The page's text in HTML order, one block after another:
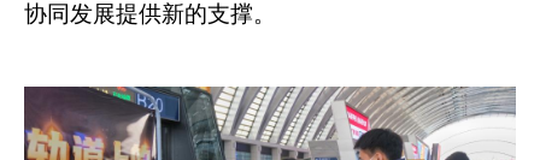
协同发展提供新的支撑。